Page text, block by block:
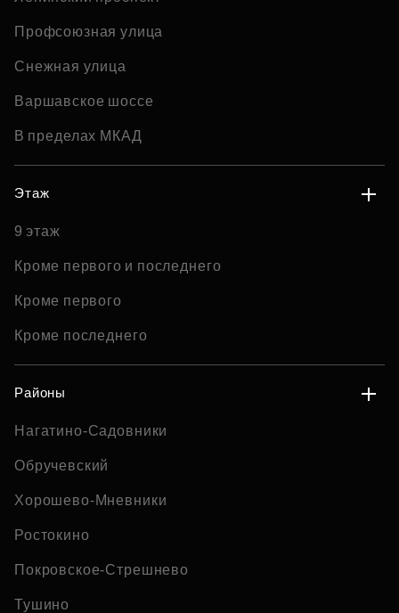
Профсоюзная улица
Снежная улица
Варшавское шоссе
В пределах МКАД
Этаж
9 этаж
Кроме первого и последнего
Кроме первого
Кроме последнего
Районы
Нагатино-Садовники
Обручевский
Хорошево-Мневники
Ростокино
Покровское-Стрешнево
Тушино